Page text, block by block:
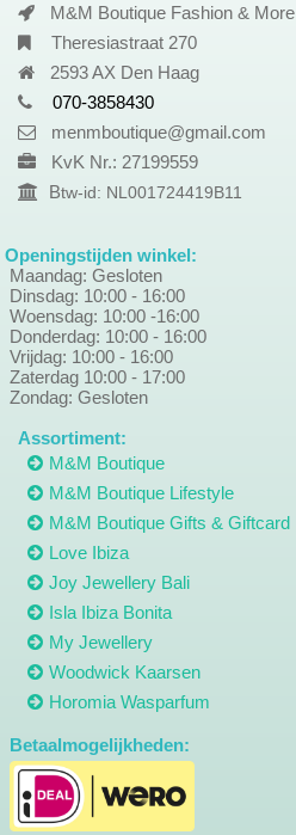
M&M Boutique Fashion & More
Theresiastraat 270
2593 AX Den Haag
070-3858430
menmboutique@gmail.com
KvK Nr.: 27199559
Btw-id: NL001724419B11
Openingstijden winkel:
Maandag: Gesloten
Dinsdag: 10:00 - 16:00
Woensdag: 10:00 -16:00
Donderdag: 10:00 - 16:00
Vrijdag: 10:00 - 16:00
Zaterdag 10:00 - 17:00
Zondag: Gesloten
Assortiment:
M&M Boutique
M&M Boutique Lifestyle
M&M Boutique Gifts & Giftcard
Love Ibiza
Joy Jewellery Bali
Isla Ibiza Bonita
My Jewellery
Woodwick Kaarsen
Horomia Wasparfum
Betaalmogelijkheden: